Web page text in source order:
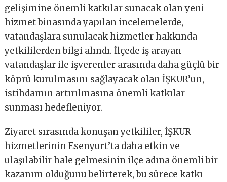
gelişimine önemli katkılar sunacak olan yeni
hizmet binasında yapılan incelemelerde,
vatandaşlara sunulacak hizmetler hakkında
yetkililerden bilgi alındı. İlçede iş arayan
vatandaşlar ile işverenler arasında daha güçlü bir
köprü kurulmasını sağlayacak olan İŞKUR’un,
istihdamın artırılmasına önemli katkılar
sunması hedefleniyor.
Ziyaret sırasında konuşan yetkililer, İŞKUR
hizmetlerinin Esenyurt’ta daha etkin ve
ulaşılabilir hale gelmesinin ilçe adına önemli bir
kazanım olduğunu belirterek, bu sürece katkı